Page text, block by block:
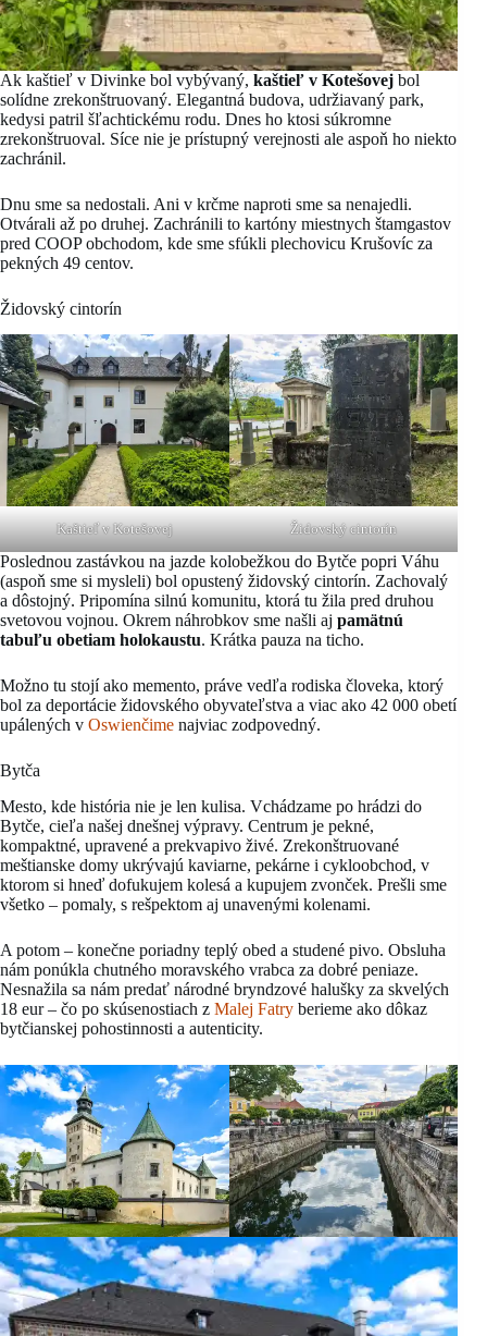
Ak kaštieľ v Divinke bol vybývaný, kaštieľ v Kotešovej bol
solídne zrekonštruovaný. Elegantná budova, udržiavaný park,
kedysi patril šľachtickému rodu. Dnes ho ktosi súkromne
zrekonštruoval. Síce nie je prístupný verejnosti ale aspoň ho niekto
zachránil.
Dnu sme sa nedostali. Ani v krčme naproti sme sa nenajedli.
Otvárali až po druhej. Zachránili to kartóny miestnych štamgastov
pred COOP obchodom, kde sme sfúkli plechovicu Krušovíc za
pekných 49 centov.
Židovský cintorín
Kaštieľ v Kotešovej Židovský cintorín
Poslednou zastávkou na jazde kolobežkou do Bytče popri Váhu
(aspoň sme si mysleli) bol opustený židovský cintorín. Zachovalý
a dôstojný. Pripomína silnú komunitu, ktorá tu žila pred druhou
svetovou vojnou. Okrem náhrobkov sme našli aj pamätnú
tabuľu obetiam holokaustu. Krátka pauza na ticho.
Možno tu stojí ako memento, práve vedľa rodiska človeka, ktorý
bol za deportácie židovského obyvateľstva a viac ako 42 000 obetí
upálených v Oswienčime najviac zodpovedný.
Bytča
Mesto, kde história nie je len kulisa. Vchádzame po hrádzi do
Bytče, cieľa našej dnešnej výpravy. Centrum je pekné,
kompaktné, upravené a prekvapivo živé. Zrekonštruované
meštianske domy ukrývajú kaviarne, pekárne i cykloobchod, v
ktorom si hneď dofukujem kolesá a kupujem zvonček. Prešli sme
všetko – pomaly, s rešpektom aj unavenými kolenami.
A potom – konečne poriadny teplý obed a studené pivo. Obsluha
nám ponúkla chutného moravského vrabca za dobré peniaze.
Nesnažila sa nám predať národné bryndzové halušky za skvelých
18 eur – čo po skúsenostiach z Malej Fatry berieme ako dôkaz
bytčianskej pohostinnosti a autenticity.